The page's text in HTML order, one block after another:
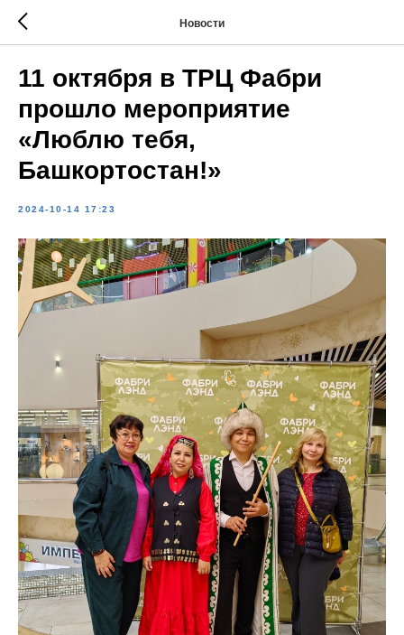
Новости
11 октября в ТРЦ Фабри
прошло мероприятие
«Люблю тебя,
Башкортостан!»
2024-10-14 17:23